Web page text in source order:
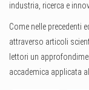
industria, ricerca e
Come nelle precedenti
attraverso articoli
lettori un
accademica applicata